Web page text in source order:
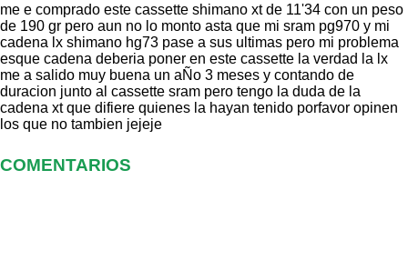
me e comprado este cassette shimano xt de 11'34 con un peso
de 190 gr pero aun no lo monto asta que mi sram pg970 y mi
cadena lx shimano hg73 pase a sus ultimas pero mi problema
esque cadena deberia poner en este cassette la verdad la lx
me a salido muy buena un aÑo 3 meses y contando de
duracion junto al cassette sram pero tengo la duda de la
cadena xt que difiere quienes la hayan tenido porfavor opinen
los que no tambien jejeje
COMENTARIOS